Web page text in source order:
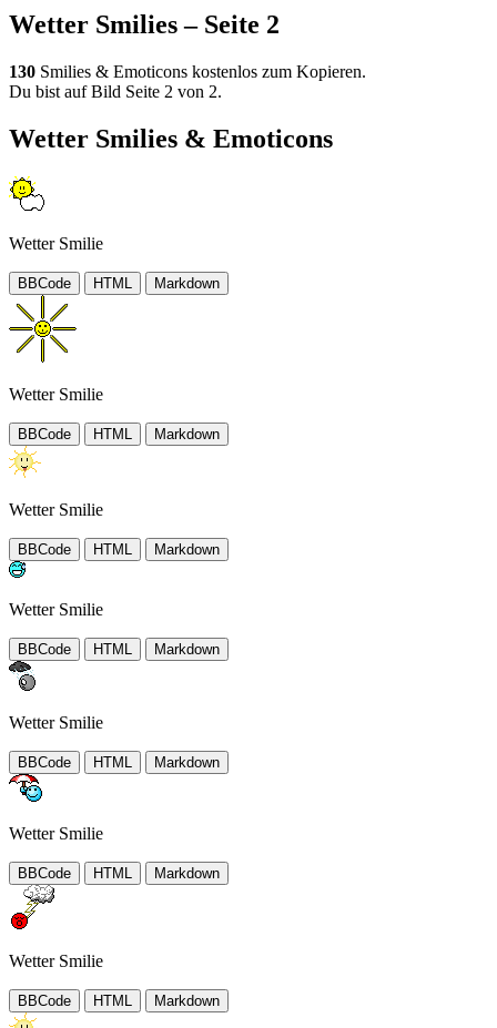
Wetter Smilies – Seite 2
130 Smilies & Emoticons kostenlos zum Kopieren.
Du bist auf Bild Seite 2 von 2.
Wetter Smilies & Emoticons
Wetter Smilie
BBCode HTML Markdown
Wetter Smilie
BBCode HTML Markdown
Wetter Smilie
BBCode HTML Markdown
Wetter Smilie
BBCode HTML Markdown
Wetter Smilie
BBCode HTML Markdown
Wetter Smilie
BBCode HTML Markdown
Wetter Smilie
BBCode HTML Markdown